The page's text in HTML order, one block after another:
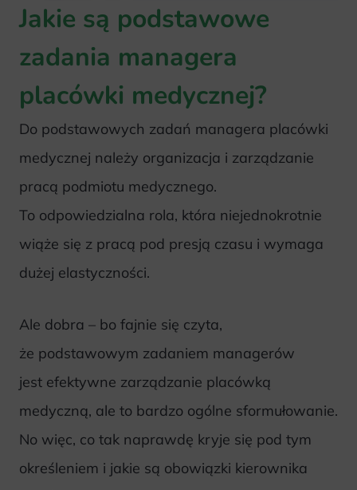
Jakie są podstawowe
zadania managera
placówki medycznej?
Do podstawowych zadań managera placówki
medycznej należy organizacja i zarządzanie
pracą podmiotu medycznego.
To odpowiedzialna rola, która niejednokrotnie
wiąże się z pracą pod presją czasu i wymaga
dużej elastyczności.
Ale dobra – bo fajnie się czyta,
że podstawowym zadaniem managerów
jest efektywne zarządzanie placówką
medyczną, ale to bardzo ogólne sformułowanie.
No więc, co tak naprawdę kryje się pod tym
określeniem i jakie są obowiązki kierownika